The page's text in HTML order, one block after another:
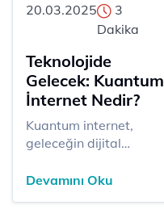
20.03.2025
3
Dakika
Teknolojide
Gelecek: Kuantum
İnternet Nedir?
Kuantum internet,
geleceğin dijital
niteliğinde bir değişim
Devamını Oku